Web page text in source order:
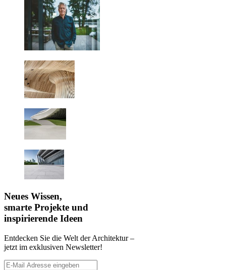
Neues Wissen,
smarte Projekte und
inspirierende Ideen
Entdecken Sie die Welt der Architektur –
jetzt im exklusiven Newsletter!